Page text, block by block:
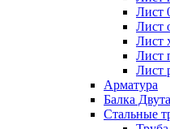
Лист
Лист
Лист
Лист
Лист
Арматура
Балка
Стальные